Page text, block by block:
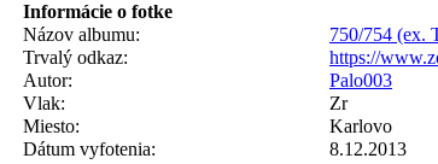
Informácie o fotke
Názov albumu:
750/754 (ex.
Trvalý odkaz:
https://
Autor:
Palo003
Vlak:
Zr
Miesto:
Karlovo
Dátum vyfotenia:
8.12.2013